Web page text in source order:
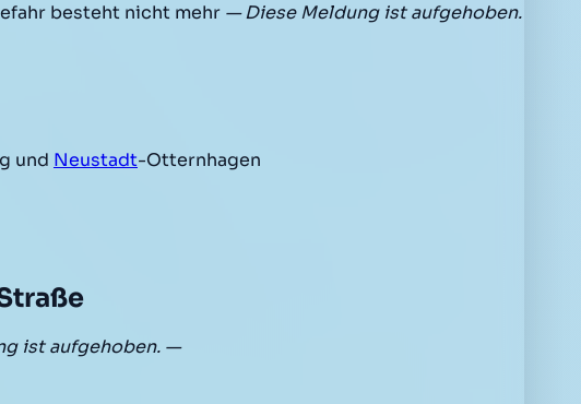
besteht nicht mehr — Diese Meldung ist aufgehoben.
und Neustadt-Otternhagen
ist aufgehoben. —